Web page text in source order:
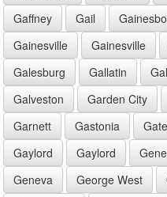
Gaffney
Gail
Gainesville
Gainesville
Galesburg
Gallatin
Galveston
Garden City
Garnett
Gastonia
Gaylord
Gaylord
Geneva
George West